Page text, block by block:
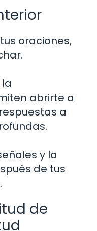
oraciones,
abrirte a
a
y la
de tus
de